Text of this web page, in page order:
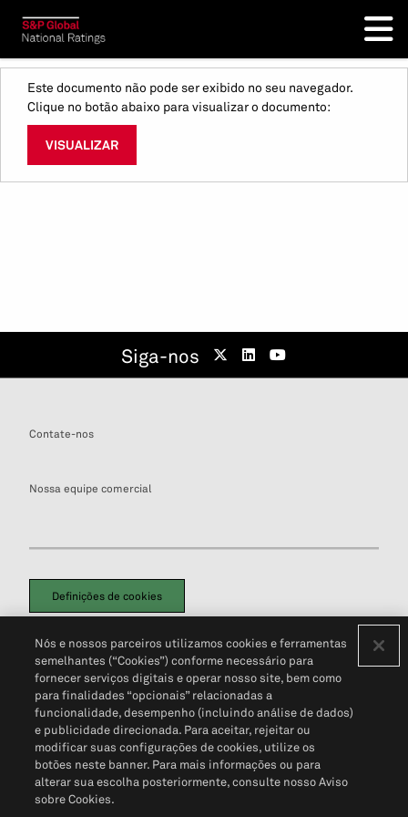
Este documento não pode ser exibido no seu navegador.
Clique no botão abaixo para visualizar o documento:
VISUALIZAR
Siga-nos
Contate-nos
Nossa equipe comercial
Definições de cookies
Política de PrivacidadePortal de privacidade do cliente (em inglês)
Não Venda Minhas Informações Pessoais© 2026 S&P Global
Nós e nossos parceiros utilizamos cookies e ferramentas
semelhantes (“Cookies”) conforme necessário para
fornecer serviços digitais e operar nosso site, bem como
para finalidades “opcionais” relacionadas a
funcionalidade, desempenho (incluindo análise de dados)
e publicidade direcionada. Para aceitar, rejeitar ou
modificar suas configurações de cookies, utilize os
botões neste banner. Para mais informações ou para
alterar sua escolha posteriormente, consulte nosso Aviso
sobre Cookies.